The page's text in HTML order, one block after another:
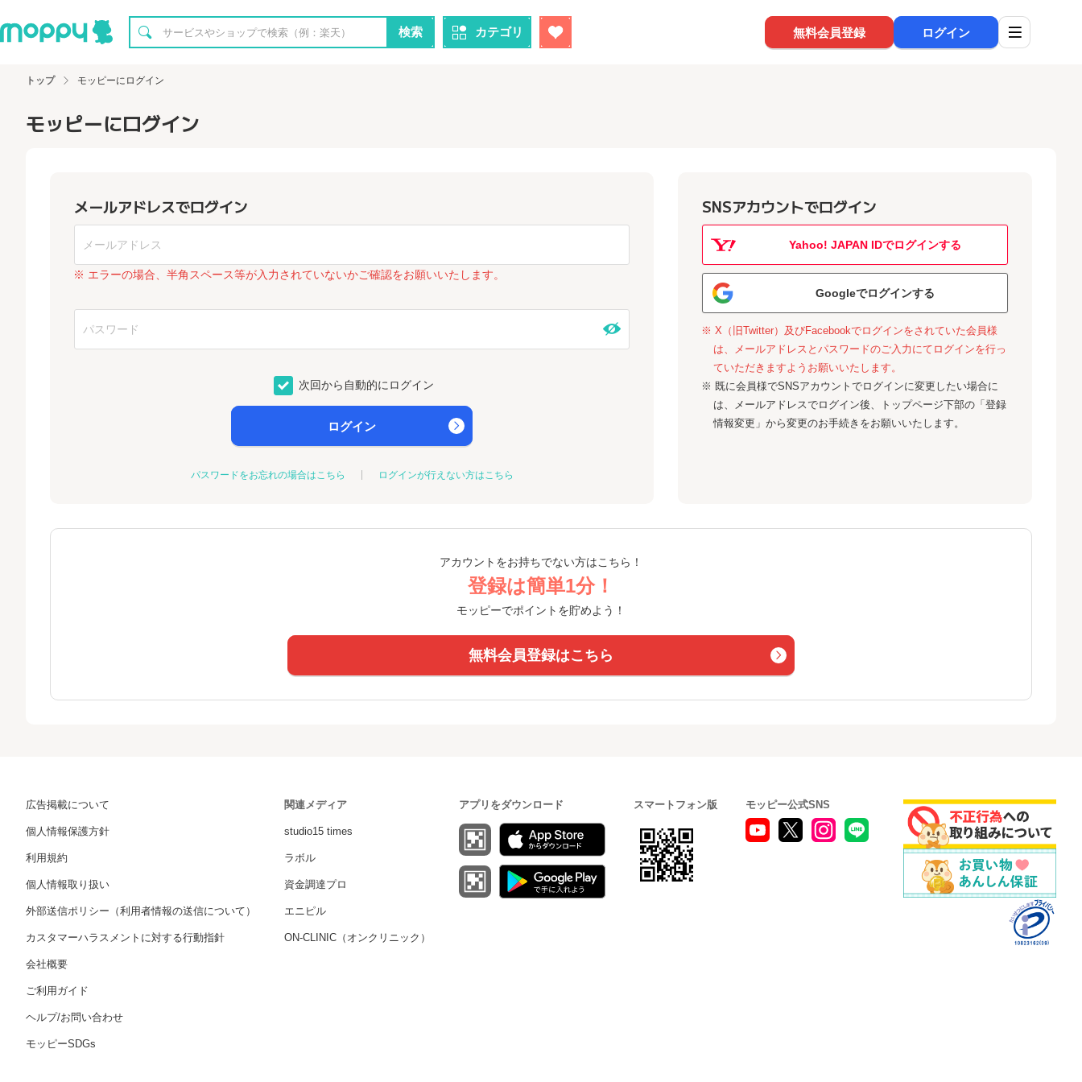
検索 カテゴリ 無料会員登録 ログイン
トップ モッピーにログイン
モッピーにログイン
メールアドレスでログイン
※ エラーの場合、半角スペース等が入力されていないかご確認をお願いいたします。
次回から自動的にログイン
ログイン
パスワードをお忘れの場合はこちら ログインが行えない方はこちら
SNSアカウントでログイン
Yahoo! JAPAN IDでログインする
Googleでログインする
※ X（旧Twitter）及びFacebookでログインをされていた会員様
は、メールアドレスとパスワードのご入力にてログインを行っ
ていただきますようお願いいたします。
※ 既に会員様でSNSアカウントでログインに変更したい場合に
は、メールアドレスでログイン後、トップページ下部の「登録
情報変更」から変更のお手続きをお願いいたします。
アカウントをお持ちでない方はこちら！
登録は簡単1分！
モッピーでポイントを貯めよう！
無料会員登録はこちら
広告掲載について
個人情報保護方針
利用規約
個人情報取り扱い
外部送信ポリシー（利用者情報の送信について）
カスタマーハラスメントに対する行動指針
会社概要
ご利用ガイド
ヘルプ/お問い合わせ
モッピーSDGs
関連メディア
studio15 times
ラボル
資金調達プロ
エニピル
ON-CLINIC（オンクリニック）
アプリをダウンロード スマートフォン版 モッピー公式SNS